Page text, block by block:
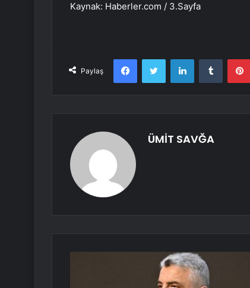
Kaynak: Haberler.com / 3.Sayfa
Paylaş
FacebookTwitter LinkedInTumblr
ÜMİT SAVĞA